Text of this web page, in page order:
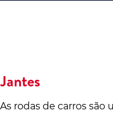
Jantes
As rodas de carros